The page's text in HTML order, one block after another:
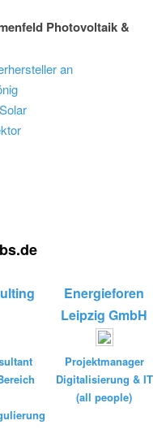
Photovoltaik &
an
Energieforen
Leipzig GmbH
Projektmanager
Digitalisierung & IT
(all people)